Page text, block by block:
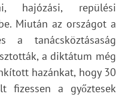
hajózási, repülési
Miután az országot a
a tanácsköztásaság
a diktátum még
hazánkat, hogy 30
fizessen a győztesek